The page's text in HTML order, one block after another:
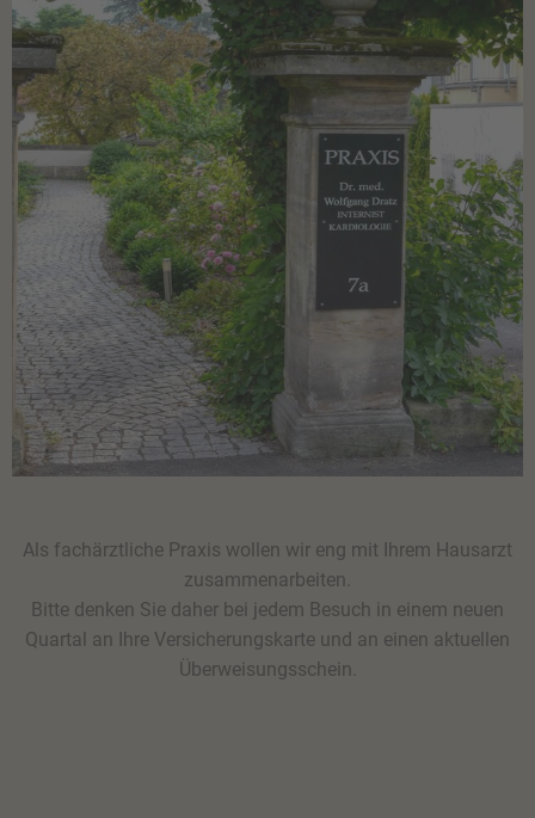
Als fachärztliche Praxis wollen wir eng mit Ihrem Hausarzt
zusammenarbeiten.
Bitte denken Sie daher bei jedem Besuch in einem neuen
Quartal an Ihre Versicherungskarte und an einen aktuellen
Überweisungsschein.